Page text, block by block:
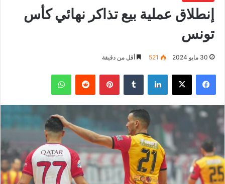
إنطلاق عملية بيع تذاكر نهائي كأس
تونس
30 مايو 2024 521 أقل من دقيقة
فيسبوك ‫X لينكدإن بينتيريست واتساب